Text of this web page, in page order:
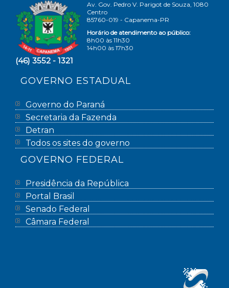
Av. Gov. Pedro V. Parigot de Souza, 1080
Centro
85760-019 - Capanema-PR
Horário de atendimento ao público:
8h00 às 11h30
14h00 às 17h30
(46) 3552 - 1321
GOVERNO ESTADUAL
Governo do Paraná
Secretaria da Fazenda
Detran
Todos os sites do governo
GOVERNO FEDERAL
Presidência da República
Portal Brasil
Senado Federal
Câmara Federal